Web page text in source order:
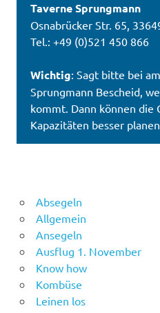
Taverne Sprungmann
Osnabrücker Str. 65,
Tel.: +49 (0)521 450 866
Wichtig: Sagt bitte bei
Sprungmann Bescheid,
kommt. Dann können die
Kapazitäten besser
Absegeln
Allgemein
Ansegeln
Ausflug 1. November
Know how
Kombüse
Leinen los